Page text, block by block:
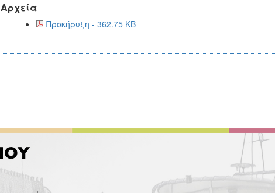
Αρχεία
Προκήρυξη - 362.75 KB